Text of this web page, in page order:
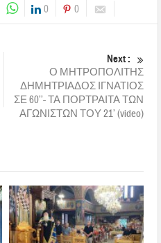
0 0
Next :
Ο ΜΗΤΡΟΠΟΛΙΤΗΣ
ΔΗΜΗΤΡΙΑΔΟΣ ΙΓΝΑΤΙΟΣ
ΣΕ 60’’- ΤΑ ΠΟΡΤΡΑΙΤΑ ΤΩΝ
ΑΓΩΝΙΣΤΩΝ ΤΟΥ 21’ (video)